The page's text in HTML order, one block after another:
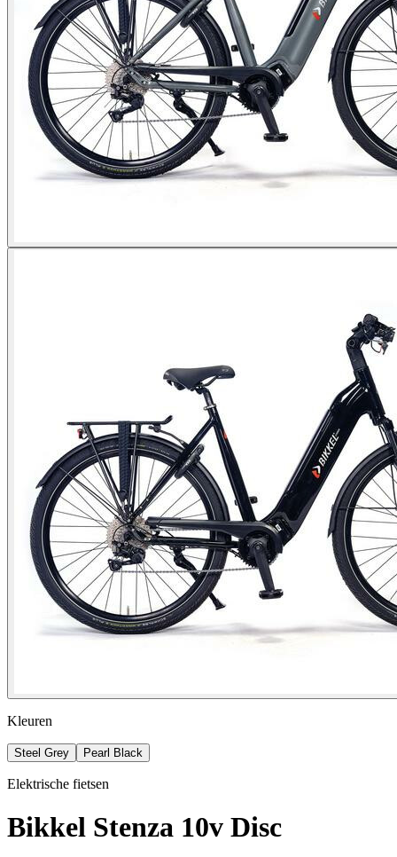
Kleuren
Steel Grey Pearl Black
Elektrische fietsen
Bikkel Stenza 10v Disc